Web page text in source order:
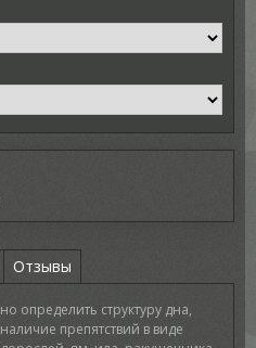
Отзывы
определить структуру дна,
препятствий в виде